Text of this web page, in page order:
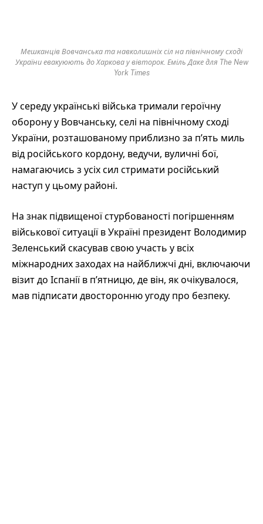
Мешканців Вовчанська та навколишніх сіл на північному сході
України евакуюють до Харкова у вівторок. Еміль Даке для The New
York Times
У середу українські війська тримали героїчну
оборону у Вовчанську, селі на північному сході
України, розташованому приблизно за п’ять миль
від російського кордону, ведучи, вуличні бої,
намагаючись з усіх сил стримати російський
наступ у цьому районі.
На знак підвищеної стурбованості погіршенням
військової ситуації в Україні президент Володимир
Зеленський скасував свою участь у всіх
міжнародних заходах на найближчі дні, включаючи
візит до Іспанії в п’ятницю, де він, як очікувалося,
мав підписати двосторонню угоду про безпеку.